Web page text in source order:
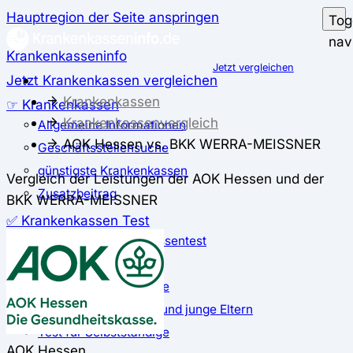
Hauptregion der Seite anspringen
Krankenkasseninfo
Jetzt Krankenkassen vergleichen
☞ Krankenkassen
Allgemeine Informationen
Geschäftsstellensuche
günstigste Krankenkassen
Zusatzbeitrag
✅ Krankenkassen Test
Der große Krankenkassentest
Test für Studierende
Test für Auszubildende
Test für Schwangere und junge Eltern
Test für Selbstständige
Jetzt vergleichen
Krankenkassen
Krankenkassenvergleich
AOK Hessen vs. BKK WERRA-MEISSNER
Vergleich der Leistungen der AOK Hessen und der
BKK WERRA-MEISSNER